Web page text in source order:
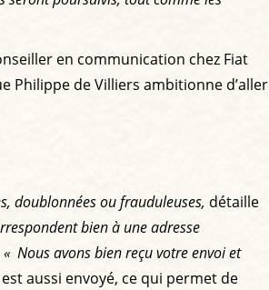
en communication chez Fiat
Philippe de Villiers ambitionne d’aller
doublonnées ou frauduleuses, détaille
bien à une adresse
« Nous avons bien reçu votre envoi et
aussi envoyé, ce qui permet de